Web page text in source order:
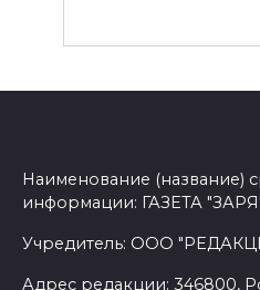
Наименование (название)
информации: ГАЗЕТА
Учредитель: ООО
Адрес редакции: 346800,